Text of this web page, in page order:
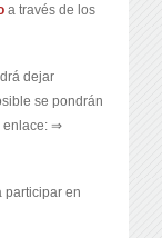
a través de los
dejar
se pondrán
enlace: ⇒
participar en